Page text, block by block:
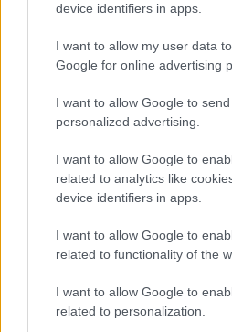
device identifiers in apps.
I want to allow my user data
Google for online advertising
I want to allow Google to
personalized advertising.
I want to allow Google to
related to analytics like
device identifiers in apps.
I want to allow Google to
related to functionality of the
I want to allow Google to
related to personalization.
(egész évben
Törpe ezüstös borbolya
( Berberis candidula'Jytte')
Kifejlett korára 1 métert is elérő